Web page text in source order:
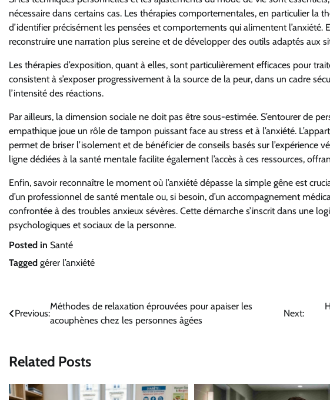
nécessaire dans certains cas. Les thérapies comportementales, en particulier
d’identifier précisément les pensées et comportements qui alimentent
reconstruire une narration plus sereine et de développer des outils adaptés aux
Les thérapies d’exposition, quant à elles, sont particulièrement efficaces pour
consistent à s’exposer progressivement à la source de la peur, dans un cadre
l’intensité des réactions.
Par ailleurs, la dimension sociale ne doit pas être sous-estimée. S’entourer de
empathique joue un rôle de tampon puissant face au stress et à l’anxiété.
permet de briser l’isolement et de bénéficier de conseils basés sur l’expérience
ligne dédiées à la santé mentale facilite également l’accès à ces ressources,
Enfin, savoir reconnaître le moment où l’anxiété dépasse la simple gêne est
d’un professionnel de santé mentale ou, si besoin, d’un accompagnement
confrontée à des troubles anxieux sévères. Cette démarche s’inscrit dans une
psychologiques et sociaux de la personne.
Posted in Santé
Tagged gérer l’anxiété
Navigation
Previous:
Méthodes de relaxation éprouvées pour apaiser les
acouphènes chez les personnes âgées
Next:
Related Posts